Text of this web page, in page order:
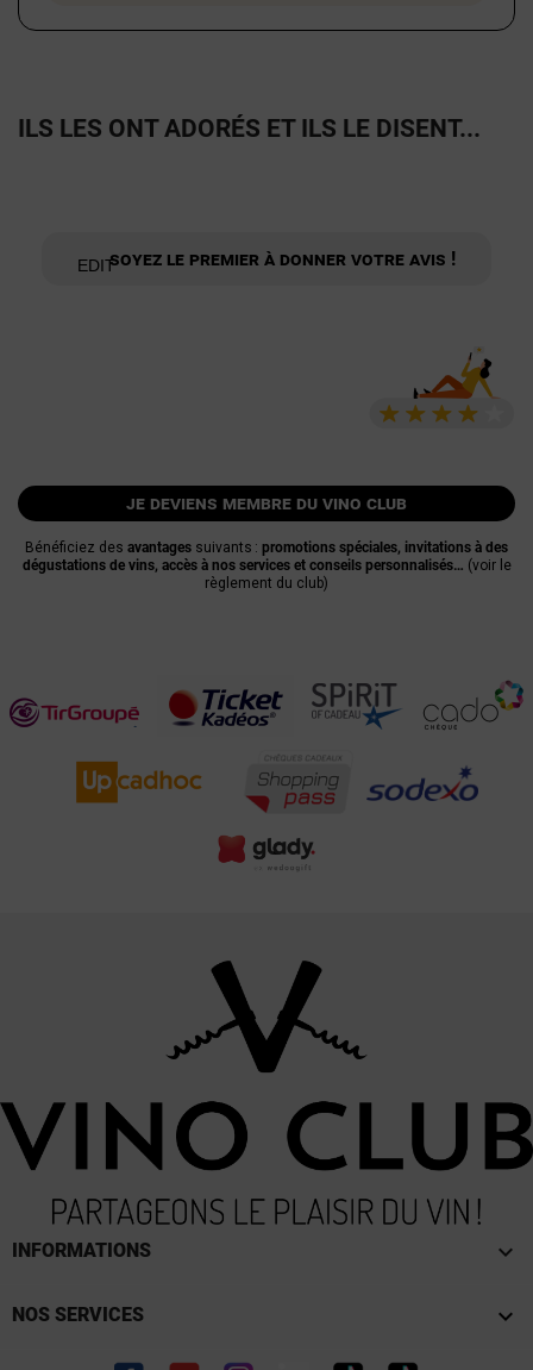
ILS LES ONT ADORÉS ET ILS LE DISENT...
Soyez le premier à donner votre avis !
je deviens membre du vino club
Bénéficiez des avantages suivants : promotions spéciales, invitations à des
dégustations de vins, accès à nos services et conseils personnalisés… (voir le
règlement du club)
INFORMATIONS keyboard_arrow_down
NOS SERVICES 